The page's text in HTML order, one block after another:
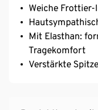
Weiche Frottier-
Mit Elasthan:
Tragekomfort
Verstärkte